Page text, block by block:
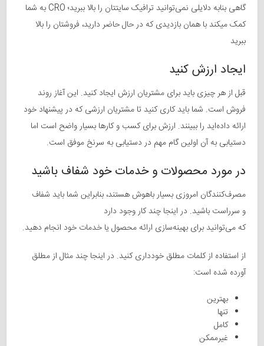
گاهی بنابه دلایلی نمی‌توانید ترافیک سایتتان را بالا ببرید؛ CRO به شما
کمک میکند با همان بازدیدی که در حال حاضر دارید، فروشتان را بالا
ببرید
ایجاد ارزش کنید
قبل از هر چیزی باید برای مشتریان ارزش ایجاد کنید. این آغاز روند
فروش است. شما باید کاری کنید تا مشتریان ارزشی که در پیشنهاد خود
ارائه داده‌اید را ببینند. ارزش برای کسب و کارها بسیار واضح است اما
دستیابی به آن اولین گام مهم در دستیابی به سرنخ موفق است.
در مورد محصولات و خدمات خود شفاف باشید
مصرف‌کنندگان امروزی بسیار باهوش هستند، بنابراین شما باید شفاف
و سرراست باشید. در اینجا چند کار وجود دارد
کهمی‌توانید برایبهینه‌سازی ارائه محصول یا خدمات خود انجام دهید.
از استفاده از کلمات مطلق خودداری کنید. در اینجا چند مثال از مطلق
آورده شده است:
بهترین
تنها
کامل
غیرممکن